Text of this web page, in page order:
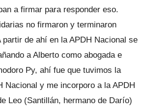
a firmar para responder eso.
no firmaron y terminaron
de ahí en la APDH Nacional se
a Alberto como abogada e
Py, ahí fue que tuvimos la
Nacional y me incorporo a la APDH
Leo (Santillán, hermano de Darío)